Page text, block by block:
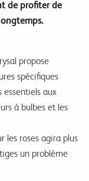
de profiter de
propose
spécifiques
essentiels aux
à bulbes et les
les roses agira plus
un problème